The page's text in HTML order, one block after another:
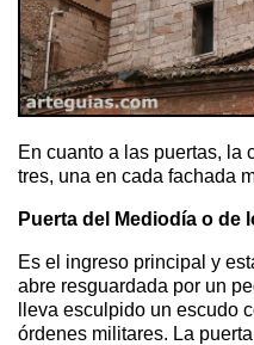
En cuanto a las puertas, la
tres, una en cada fachada
Puerta del Mediodía o de
Es el ingreso principal y
abre resguardada por un
lleva esculpido un escudo
órdenes militares. La